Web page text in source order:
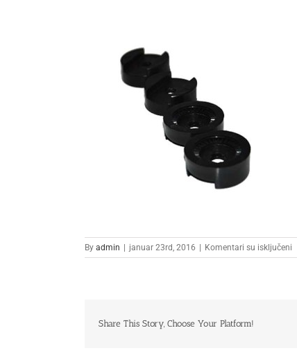
By admin | januar 23rd, 2016 | Komentari su isključeni
1
Share This Story, Choose Your Platform!